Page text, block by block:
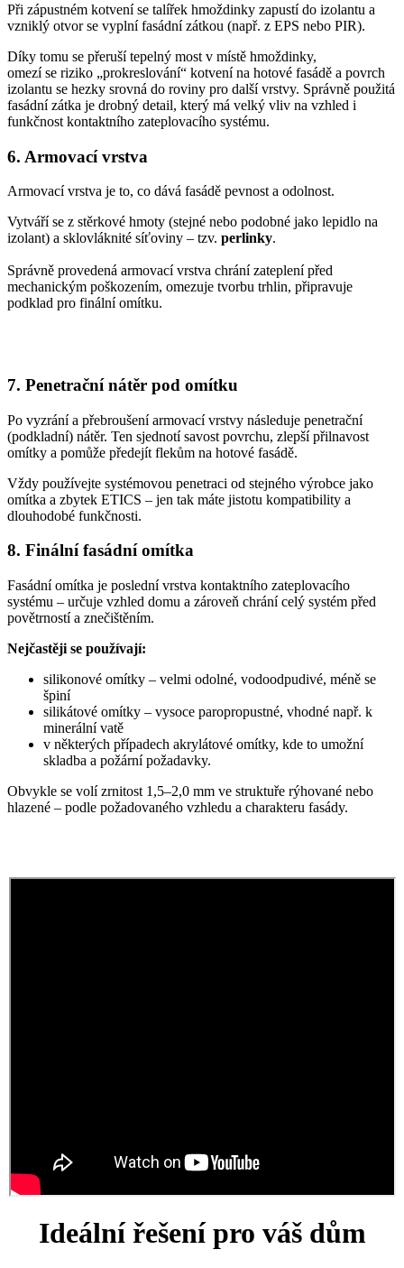
Při zápustném kotvení se talířek hmoždinky zapustí do izolantu a
vzniklý otvor se vyplní fasádní zátkou (např. z EPS nebo PIR).
Díky tomu se přeruší tepelný most v místě hmoždinky,
omezí se riziko „prokreslování“ kotvení na hotové fasádě a povrch
izolantu se hezky srovná do roviny pro další vrstvy. Správně použitá
fasádní zátka je drobný detail, který má velký vliv na vzhled i
funkčnost kontaktního zateplovacího systému.
6. Armovací vrstva
Armovací vrstva je to, co dává fasádě pevnost a odolnost.
Vytváří se z stěrkové hmoty (stejné nebo podobné jako lepidlo na
izolant) a sklovláknité síťoviny – tzv. perlinky.
Správně provedená armovací vrstva chrání zateplení před
mechanickým poškozením, omezuje tvorbu trhlin, připravuje
podklad pro finální omítku.
7. Penetrační nátěr pod omítku
Po vyzrání a přebroušení armovací vrstvy následuje penetrační
(podkladní) nátěr. Ten sjednotí savost povrchu, zlepší přilnavost
omítky a pomůže předejít flekům na hotové fasádě.
Vždy používejte systémovou penetraci od stejného výrobce jako
omítka a zbytek ETICS – jen tak máte jistotu kompatibility a
dlouhodobé funkčnosti.
8. Finální fasádní omítka
Fasádní omítka je poslední vrstva kontaktního zateplovacího
systému – určuje vzhled domu a zároveň chrání celý systém před
povětrností a znečištěním.
Nejčastěji se používají:
silikonové omítky – velmi odolné, vodoodpudivé, méně se
špiní
silikátové omítky – vysoce paropropustné, vhodné např. k
minerální vatě
v některých případech akrylátové omítky, kde to umožní
skladba a požární požadavky.
Obvykle se volí zrnitost 1,5–2,0 mm ve struktuře rýhované nebo
hlazené – podle požadovaného vzhledu a charakteru fasády.
Ideální řešení pro váš dům